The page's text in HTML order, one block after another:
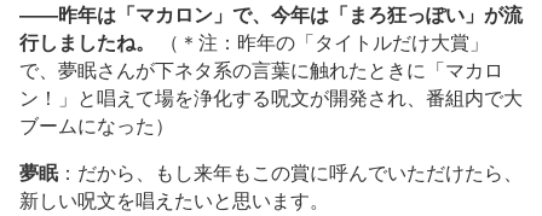
――昨年は「マカロン」で、今年は「まろ狂っぽい」が流
行しましたね。
（＊注：昨年の「タイトルだけ大賞」
で、夢眠さんが下ネタ系の言葉に触れたときに「マカロ
ン！」と唱えて場を浄化する呪文が開発され、番組内で大
ブームになった）
夢眠：だから、もし来年もこの賞に呼んでいただけたら、
新しい呪文を唱えたいと思います。